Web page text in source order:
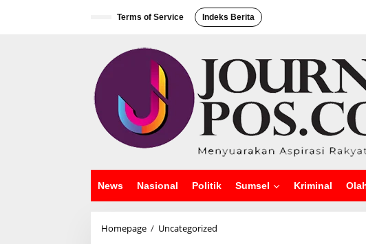
Terms of Service Indeks Berita
News Nasional Politik Sumsel Kriminal
Homepage / Uncategorized